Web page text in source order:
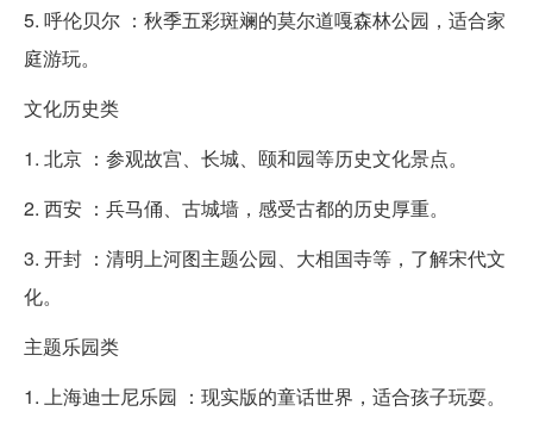
5. 呼伦贝尔 ：秋季五彩斑斓的莫尔道嘎森林公园，适合家
庭游玩。
文化历史类
1. 北京 ：参观故宫、长城、颐和园等历史文化景点。
2. 西安 ：兵马俑、古城墙，感受古都的历史厚重。
3. 开封 ：清明上河图主题公园、大相国寺等，了解宋代文
化。
主题乐园类
1. 上海迪士尼乐园 ：现实版的童话世界，适合孩子玩耍。